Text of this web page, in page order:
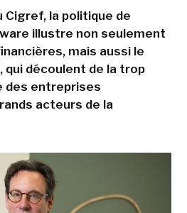
Cigref, la politique de
illustre non seulement
mais aussi le
qui découlent de la trop
des entreprises
acteurs de la